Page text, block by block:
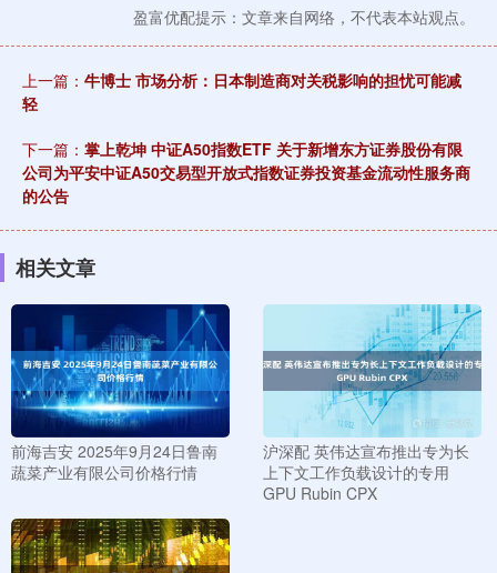
盈富优配提示：文章来自网络，不代表本站观点。
上一篇： 牛博士 市场分析：日本制造商对关税影响的担忧可能减
轻
下一篇： 掌上乾坤 中证A50指数ETF 关于新增东方证券股份有限
公司为平安中证A50交易型开放式指数证券投资基金流动性服务商
的公告
相关文章
前海吉安 2025年9月24日鲁南
蔬菜产业有限公司价格行情
沪深配 英伟达宣布推出专为长
上下文工作负载设计的专用
GPU Rubin CPX